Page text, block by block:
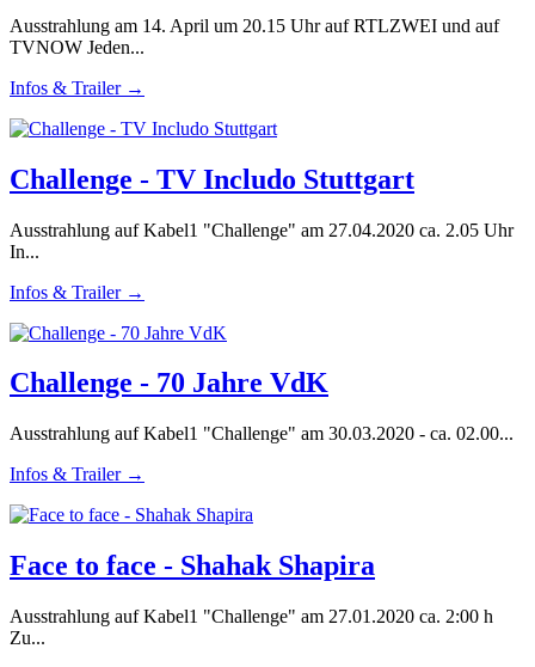
Ausstrahlung am 14. April um 20.15 Uhr auf RTLZWEI und auf
TVNOW Jeden...
Infos & Trailer →
Challenge - TV Includo Stuttgart
Ausstrahlung auf Kabel1 "Challenge" am 27.04.2020 ca. 2.05 Uhr
In...
Infos & Trailer →
Challenge - 70 Jahre VdK
Ausstrahlung auf Kabel1 "Challenge" am 30.03.2020 - ca. 02.00...
Infos & Trailer →
Face to face - Shahak Shapira
Ausstrahlung auf Kabel1 "Challenge" am 27.01.2020 ca. 2:00 h
Zu...